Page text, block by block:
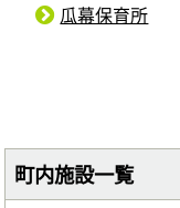
瓜幕保育所
町内施設一覧